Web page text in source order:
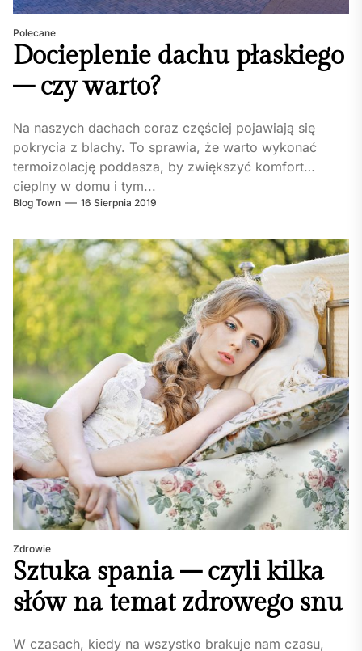
Polecane
Docieplenie dachu płaskiego
– czy warto?
Na naszych dachach coraz częściej pojawiają się
pokrycia z blachy. To sprawia, że warto wykonać
termoizolację poddasza, by zwiększyć komfort
cieplny w domu i tym...
Blog Town 16 Sierpnia 2019
Zdrowie
Sztuka spania – czyli kilka
słów na temat zdrowego snu
W czasach, kiedy na wszystko brakuje nam czasu,